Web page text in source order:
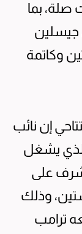
صلة، بما
جيسلين
وكاتمة
إن نائب
الذي يشغل
أشرف على
وذلك
ترامب